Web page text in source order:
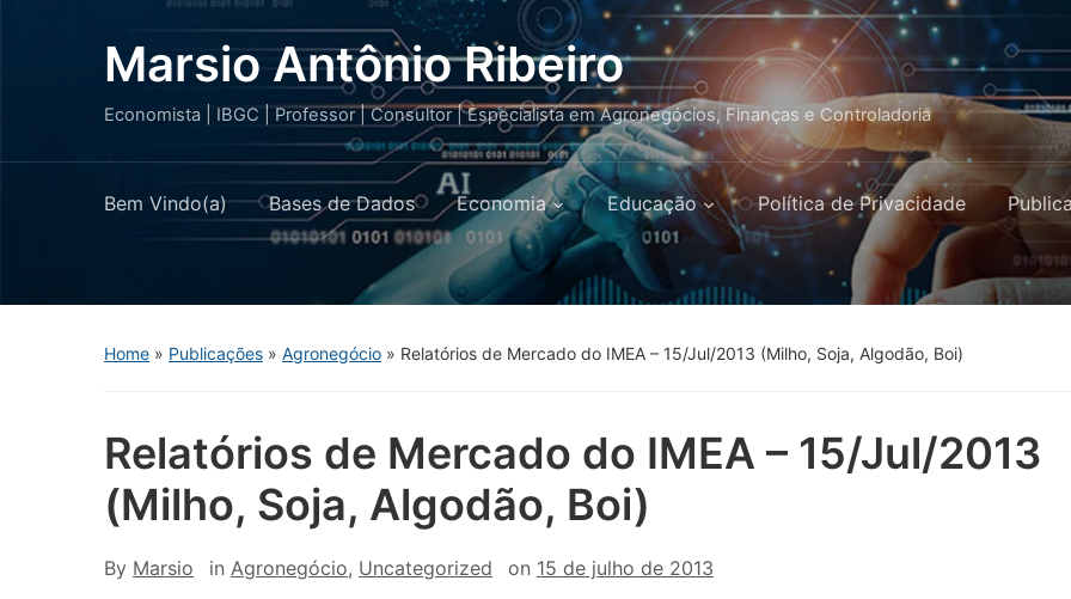
Marsio Antônio Ribeiro
Economista | IBGC | Professor | Consultor | Especialista em Agronegócios, Finanças e Controladoria
Bem Vindo(a) Bases de Dados Economia Educação Política de Privacidade
Home » Publicações » Agronegócio » Relatórios de Mercado do IMEA – 15/Jul/2013 (Milho, Soja, Algodão, Boi)
Relatórios de Mercado do IMEA – 15/Jul/2013
(Milho, Soja, Algodão, Boi)
By Marsio in Agronegócio, Uncategorized on 15 de julho de 2013